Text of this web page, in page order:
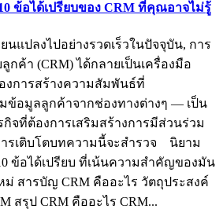
ข้อได้เปรียบของ CRM ที่คุณอาจไม่รู้
แปลงไปอย่างรวดเร็วในปัจจุบัน, การ
ค้า (CRM) ได้กลายเป็นเครื่องมือ
การสร้างความสัมพันธ์ที่
ข้อมูลลูกค้าจากช่องทางต่างๆ — เป็น
จที่ต้องการเสริมสร้างการมีส่วนร่วม
รเติบโตบทความนี้จะสำรวจ นิยาม
ข้อได้เปรียบ ที่เน้นความสำคัญของมัน
สารบัญ CRM คืออะไร วัตถุประสงค์
สรุป CRM คืออะไร CRM...